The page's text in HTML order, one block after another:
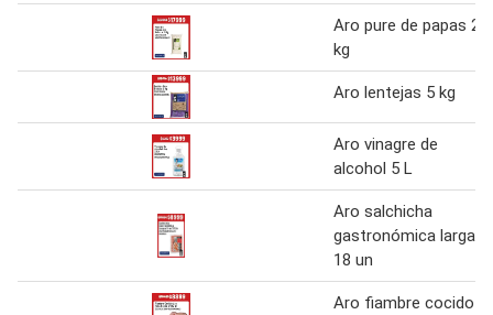
Aro pure de papas 2
kg
Aro lentejas 5 kg
Aro vinagre de
alcohol 5 L
Aro salchicha
gastronómica larga
18 un
Aro fiambre cocido